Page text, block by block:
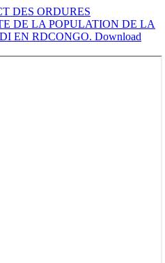
DES ORDURES
DE LA POPULATION DE LA
EN RDCONGO. Download